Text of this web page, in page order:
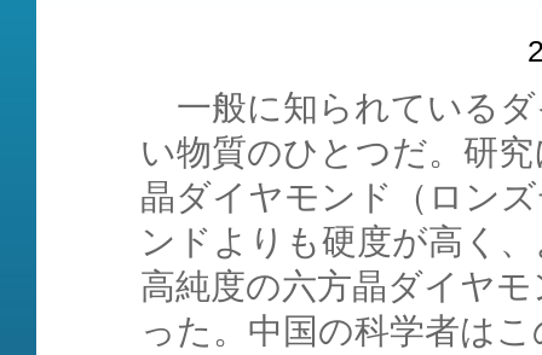
一般に知られているダ
い物質のひとつだ。研
晶ダイヤモンド（ロン
ンドよりも硬度が高く
高純度の六方晶ダイヤ
った。中国の科学者は